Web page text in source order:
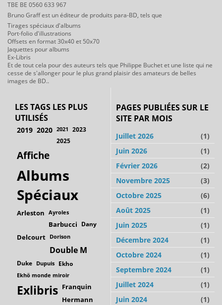
TBE BE 0560 633 967
Bruno Graff est un éditeur de produits para-BD, tels que
Tirages spéciaux d'albums
Port-folio d'illustrations
Offsets en format 30x40 et 50x70
Jaquettes pour albums
Ex-Libris
Et de tout cela pour des auteurs tels que Philippe Buchet et une liste qui ne
cesse de s'allonger pour le plus grand plaisir des amateurs de belles
images de BD..
LES TAGS LES PLUS
UTILISÉS
2019 2020 2021 2023
2025
Affiche
Albums
Spéciaux
Arleston Ayroles
Barbucci Dany
Delcourt Dorison
Double M
Duke Dupuis Ekho
Ekhö monde miroir
Exlibris Franquin
Hermann
PAGES PUBLIÉES SUR LE
SITE PAR MOIS
Juillet 2026
(1)
Juin 2026
(1)
Février 2026
(2)
Novembre 2025
(3)
Octobre 2025
(6)
Août 2025
(1)
Juin 2025
(1)
Décembre 2024
(1)
Octobre 2024
(1)
Septembre 2024
(1)
Juillet 2024
(1)
Juin 2024
(1)